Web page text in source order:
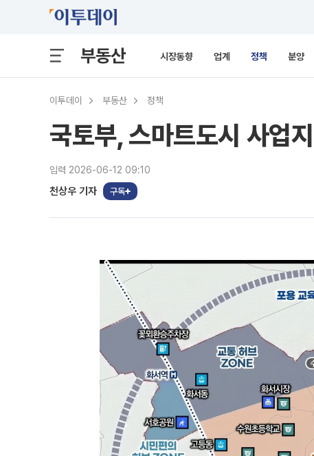
부동산 시장동향 업계 정책 분양
이투데이 부동산 정책
국토부, 스마트도시 사업
입력 2026-06-12 09:10
천상우 기자 구독